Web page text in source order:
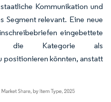
Kommunikation und
Segment relevant. Eine neue
eingebettete
die Kategorie als
positionieren könnten, anstatt